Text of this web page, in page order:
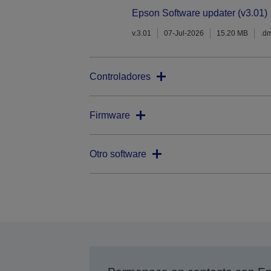
Epson Software updater (v3.01)
v.3.01 07-Jul-2026 15.20 MB
Controladores
Firmware
Otro software